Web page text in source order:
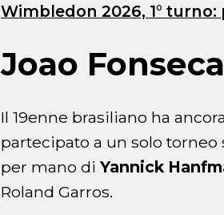
Wimbledon 2026, 1°
Joao Fonseca
Il 19enne brasiliano ha
partecipato a un solo torneo
per mano di Yannick
Roland Garros.